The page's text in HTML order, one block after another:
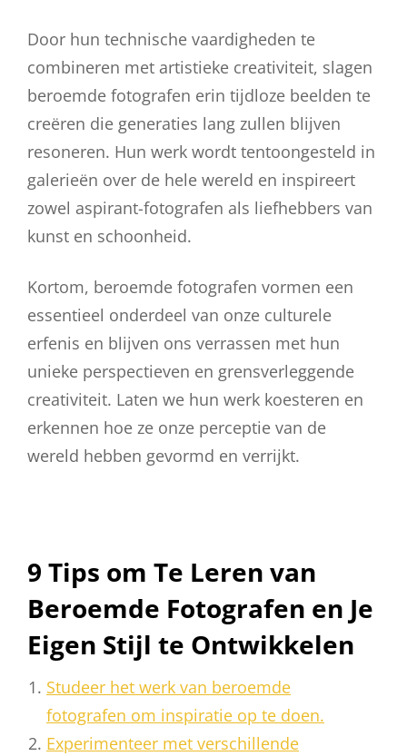
Door hun technische vaardigheden te
combineren met artistieke creativiteit, slagen
beroemde fotografen erin tijdloze beelden te
creëren die generaties lang zullen blijven
resoneren. Hun werk wordt tentoongesteld in
galerieën over de hele wereld en inspireert
zowel aspirant-fotografen als liefhebbers van
kunst en schoonheid.
Kortom, beroemde fotografen vormen een
essentieel onderdeel van onze culturele
erfenis en blijven ons verrassen met hun
unieke perspectieven en grensverleggende
creativiteit. Laten we hun werk koesteren en
erkennen hoe ze onze perceptie van de
wereld hebben gevormd en verrijkt.
9 Tips om Te Leren van
Beroemde Fotografen en Je
Eigen Stijl te Ontwikkelen
Studeer het werk van beroemde
fotografen om inspiratie op te doen.
Experimenteer met verschillende